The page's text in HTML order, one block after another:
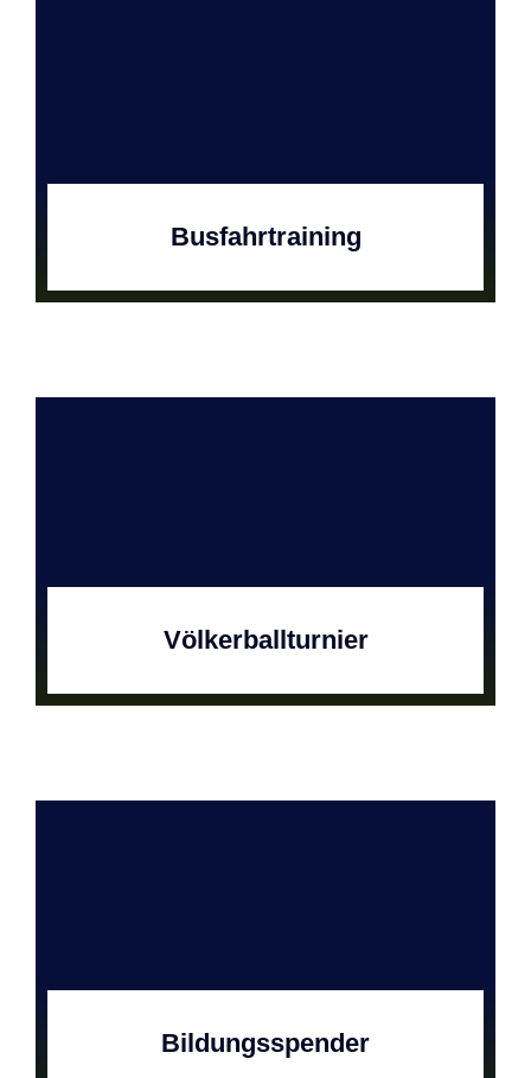
Busfahrtraining
Völkerballturnier
Bildungsspender